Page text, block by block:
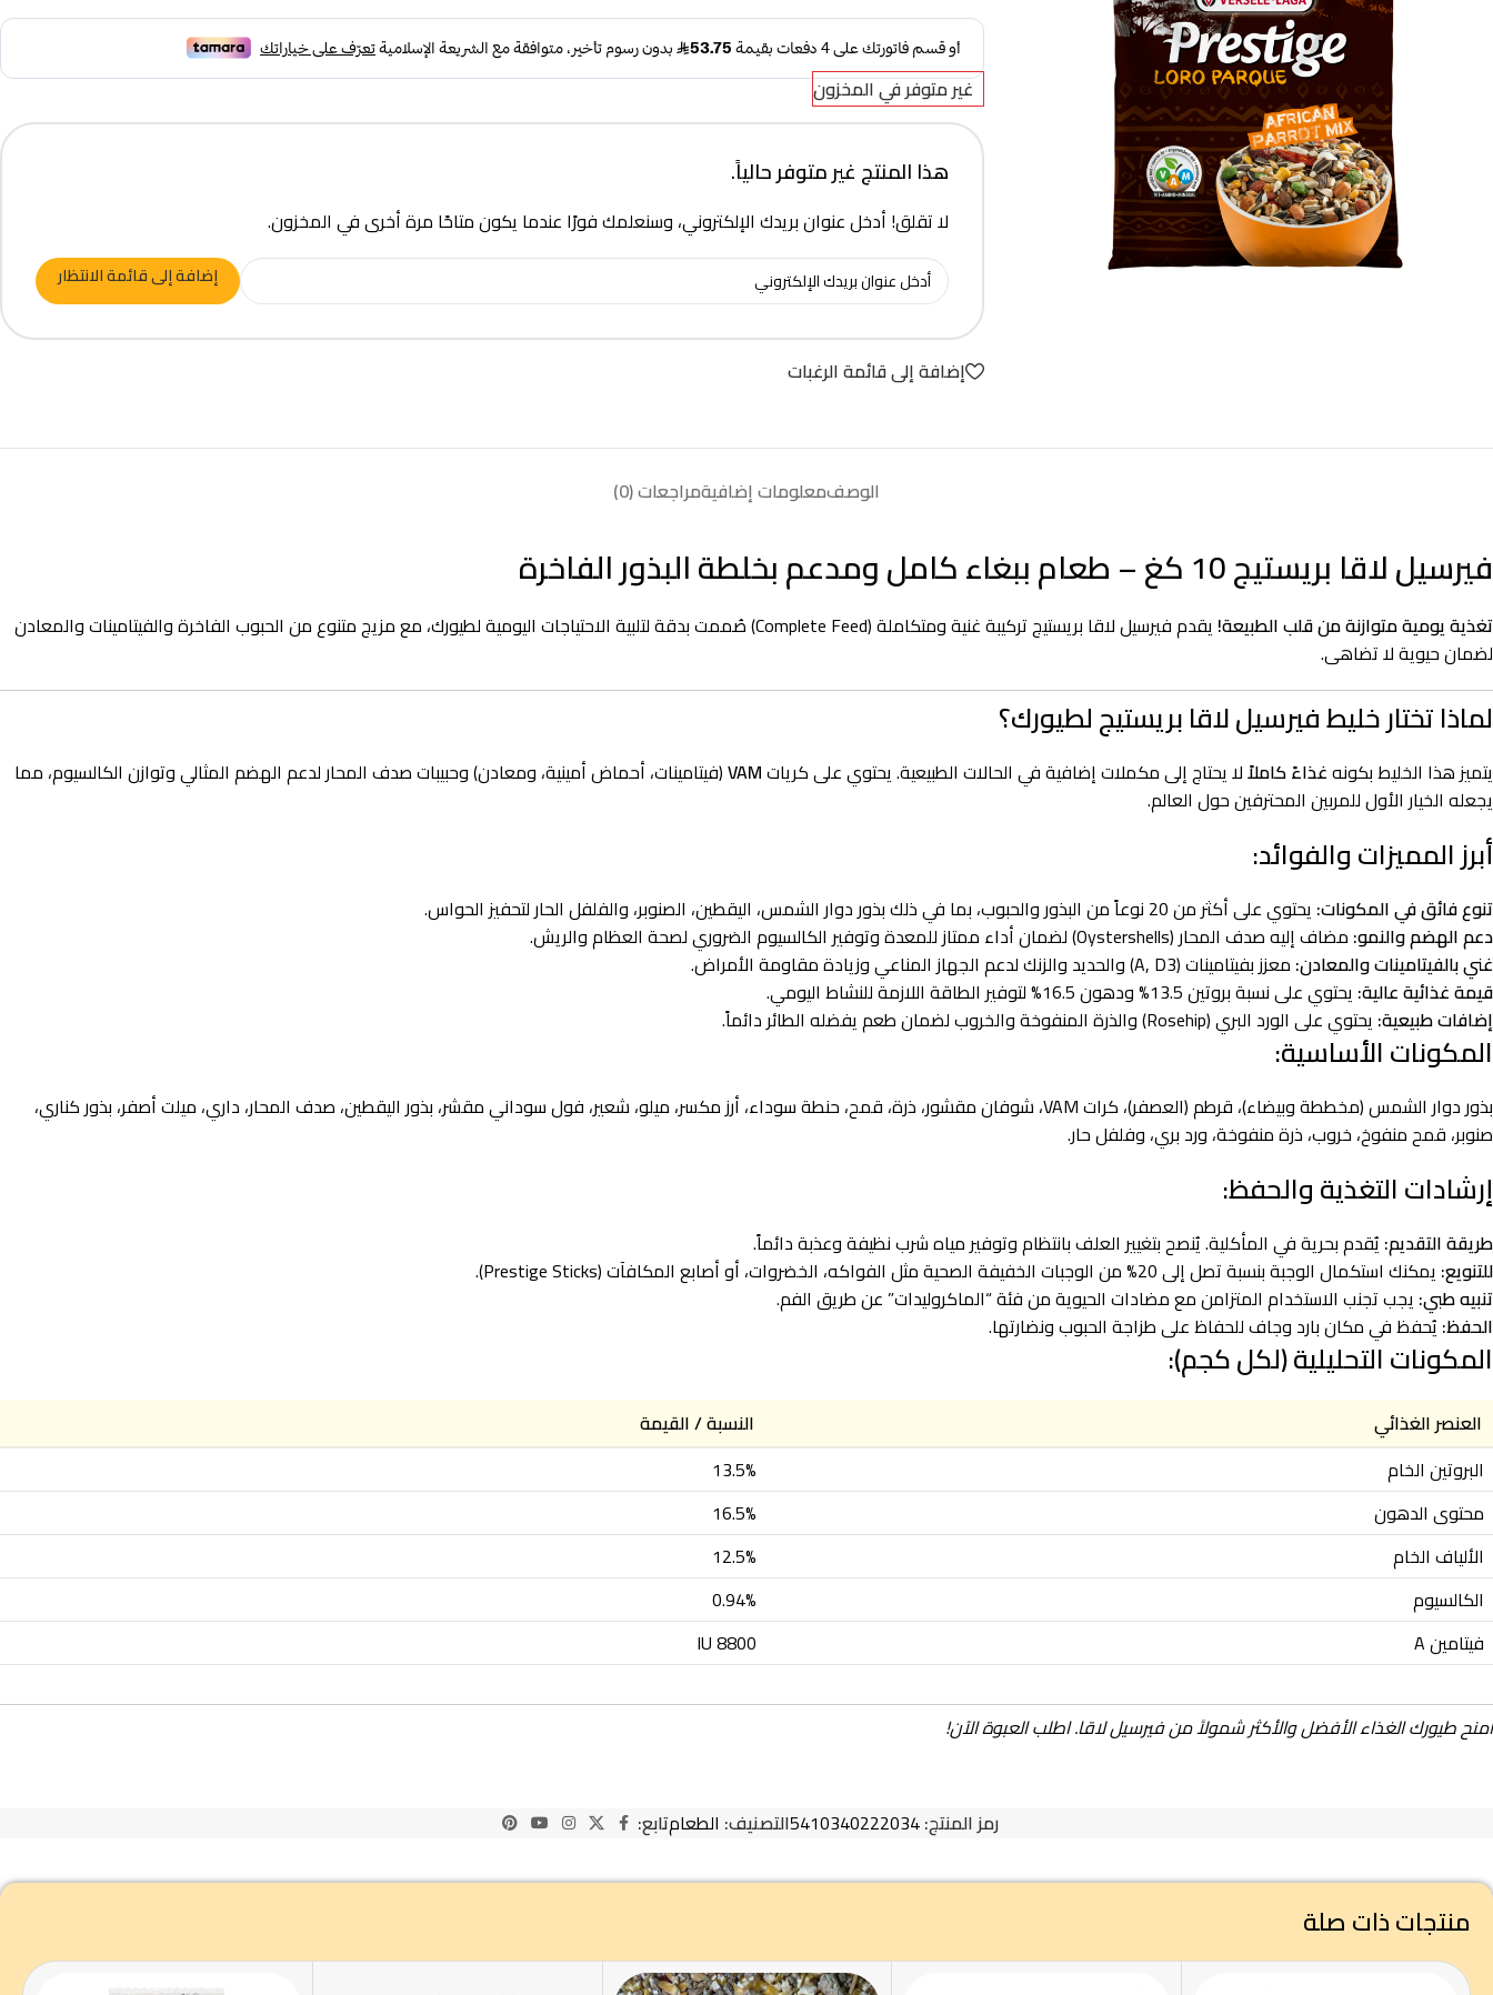
غير متوفر في المخزون
هذا المنتج غير متوفر حالياً.
لا تقلق! أدخل عنوان بريدك الإلكتروني، وسنعلمك فورًا عندما يكون متاحًا مرة أخرى في المخزون.
إضافة إلى قائمة الانتظار
إضافة إلى قائمة الرغبات
الوصفمعلومات إضافيةمراجعات (0)
فيرسيل لاقا بريستيج 10 كغ – طعام ببغاء كامل ومدعم بخلطة البذور الفاخرة
تغذية يومية متوازنة من قلب الطبيعة!
يقدم فيرسيل لاقا بريستيج تركيبة غنية ومتكاملة (Complete Feed) صُممت بدقة لتلبية الاحتياجات اليومية لطيورك، مع مزيج متنوع من الحبوب الفاخرة والفيتامينات والمعادن
لضمان حيوية لا تضاهى.
لماذا تختار خليط فيرسيل لاقا بريستيج لطيورك؟
يتميز هذا الخليط بكونهغذاءً كاملاًلا يحتاج إلى مكملات إضافية في الحالات الطبيعية. يحتوي على كرياتVAM(فيتامينات، أحماض أمينية، ومعادن) وحبيبات صدف المحار لدعم الهضم المثالي وتوازن الكالسيوم، مما
يجعله الخيار الأول للمربين المحترفين حول العالم.
أبرز المميزات والفوائد:
تنوع فائق في المكونات: يحتوي على أكثر من 20 نوعاً من البذور والحبوب، بما في ذلك بذور دوار الشمس، اليقطين، الصنوبر، والفلفل الحار لتحفيز الحواس.
دعم الهضم والنمو: مضاف إليه صدف المحار (Oystershells) لضمان أداء ممتاز للمعدة وتوفير الكالسيوم الضروري لصحة العظام والريش.
غني بالفيتامينات والمعادن: معزز بفيتامينات (A, D3) والحديد والزنك لدعم الجهاز المناعي وزيادة مقاومة الأمراض.
قيمة غذائية عالية: يحتوي على نسبة بروتين 13.5% ودهون 16.5% لتوفير الطاقة اللازمة للنشاط اليومي.
إضافات طبيعية: يحتوي على الورد البري (Rosehip) والذرة المنفوخة والخروب لضمان طعم يفضله الطائر دائماً.
المكونات الأساسية:
بذور دوار الشمس (مخططة وبيضاء)، قرطم (العصفر)، كرات VAM، شوفان مقشور، ذرة، قمح، حنطة سوداء، أرز مكسر، ميلو، شعير، فول سوداني مقشر، بذور اليقطين، صدف المحار، داري، ميلت أصفر، بذور كناري،
صنوبر، قمح منفوخ، خروب، ذرة منفوخة، ورد بري، وفلفل حار.
إرشادات التغذية والحفظ:
طريقة التقديم: يُقدم بحرية في المأكلية. يُنصح بتغيير العلف بانتظام وتوفير مياه شرب نظيفة وعذبة دائماً.
للتنويع: يمكنك استكمال الوجبة بنسبة تصل إلى 20% من الوجبات الخفيفة الصحية مثل الفواكه، الخضروات، أو أصابع المكافآت (Prestige Sticks).
تنبيه طبي: يجب تجنب الاستخدام المتزامن مع مضادات الحيوية من فئة “الماكروليدات” عن طريق الفم.
الحفظ: يُحفظ في مكان بارد وجاف للحفاظ على طزاجة الحبوب ونضارتها.
المكونات التحليلية (لكل كجم):
العنصر الغذائي
النسبة / القيمة
البروتين الخام
13.5%
محتوى الدهون
16.5%
الألياف الخام
12.5%
الكالسيوم
0.94%
فيتامين A
8800 IU
امنح طيورك الغذاء الأفضل والأكثر شمولاً من فيرسيل لاقا. اطلب العبوة الآن!
رمز المنتج:5410340222034التصنيف: الطعامتابع:
منتجات ذات صلة